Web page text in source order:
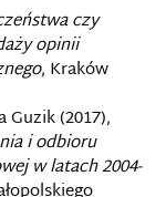
czy
opinii
, Kraków
Guzik (2017),
i odbioru
w latach 2004-